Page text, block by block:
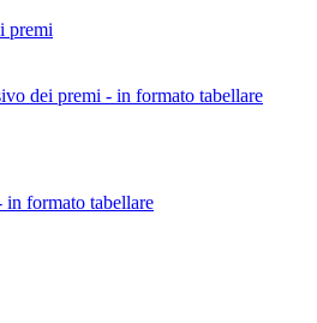
premi
dei premi - in formato tabellare
formato tabellare